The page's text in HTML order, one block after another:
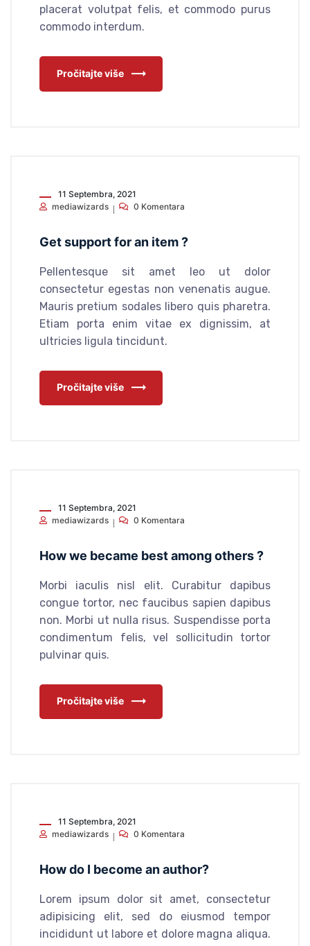
placerat volutpat felis, et commodo purus
commodo interdum.
Pročitajte više
11 Septembra, 2021
mediawizards
0 Komentara
Get support for an item ?
Pellentesque sit amet leo ut dolor
consectetur egestas non venenatis augue.
Mauris pretium sodales libero quis pharetra.
Etiam porta enim vitae ex dignissim, at
ultricies ligula tincidunt.
Pročitajte više
11 Septembra, 2021
mediawizards
0 Komentara
How we became best among others ?
Morbi iaculis nisl elit. Curabitur dapibus
congue tortor, nec faucibus sapien dapibus
non. Morbi ut nulla risus. Suspendisse porta
condimentum felis, vel sollicitudin tortor
pulvinar quis.
Pročitajte više
11 Septembra, 2021
mediawizards
0 Komentara
How do I become an author?
Lorem ipsum dolor sit amet, consectetur
adipisicing elit, sed do eiusmod tempor
incididunt ut labore et dolore magna aliqua.